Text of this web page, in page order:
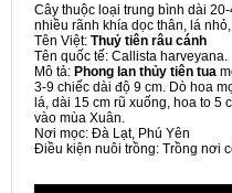
Cây thuộc loại trung bình dài
nhiều rãnh khía dọc thân, lá nhỏ,
Tên Việt: Thuỷ tiên râu cánh
Tên quốc tế: Callista harveyana.
Mô tả: Phong lan thủy tiên tua
3-9 chiếc dài độ 9 cm. Dò hoa
lá, dài 15 cm rũ xuống, hoa to 5
vào mùa Xuân.
Nơi mọc: Đà Lạt, Phú Yên
Điều kiện nuôi trồng: Trồng nơi